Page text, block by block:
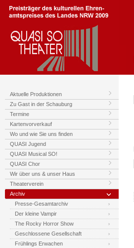
Aktuelle Produktionen
Zu Gast in der Schauburg
Termine
Kartenvorverkauf
Wo und wie Sie uns finden
QUASI Jugend
QUASI Musical SO!
QUASI Chor
Wir über uns & unser Haus
Theaterverein
Archiv
Presse-Gesamtarchiv
Der kleine Vampir
The Rocky Horror Show
Geschlossene Gesellschaft
Frühlings Erwachen